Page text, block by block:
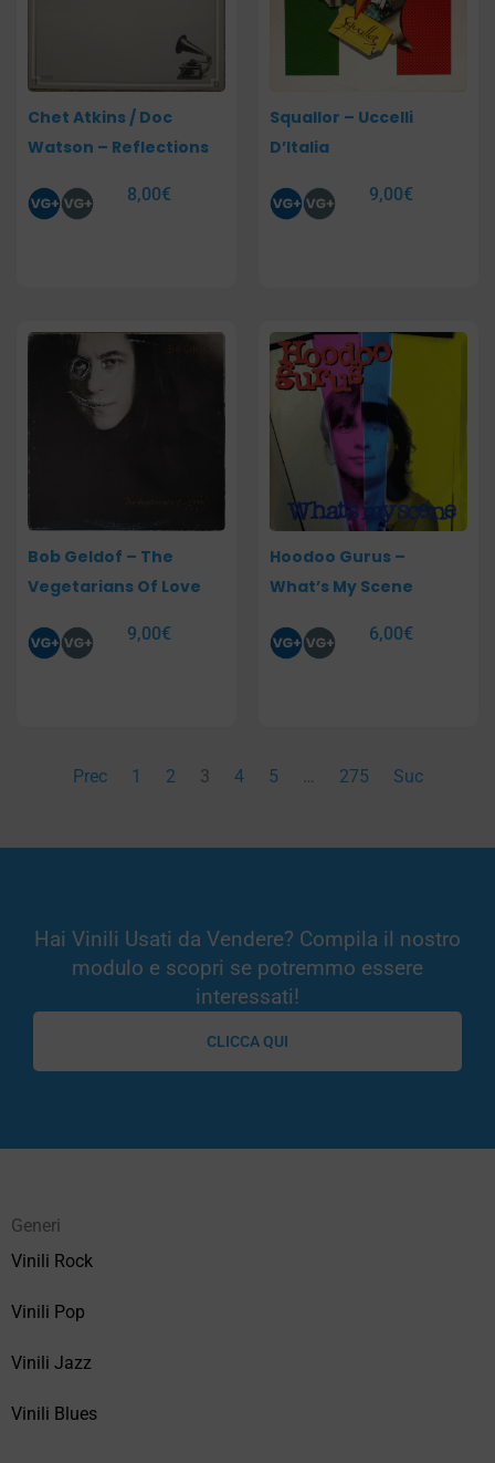
Chet Atkins / Doc
Watson – Reflections
8,00€
Squallor – Uccelli
D’Italia
9,00€
Bob Geldof – The
Vegetarians Of Love
9,00€
Hoodoo Gurus –
What’s My Scene
6,00€
Prec 1 2 3 4 5 … 275 Suc
Hai Vinili Usati da Vendere? Compila il nostro
modulo e scopri se potremmo essere
interessati!
CLICCA QUI
Generi
Vinili Rock
Vinili Pop
Vinili Jazz
Vinili Blues